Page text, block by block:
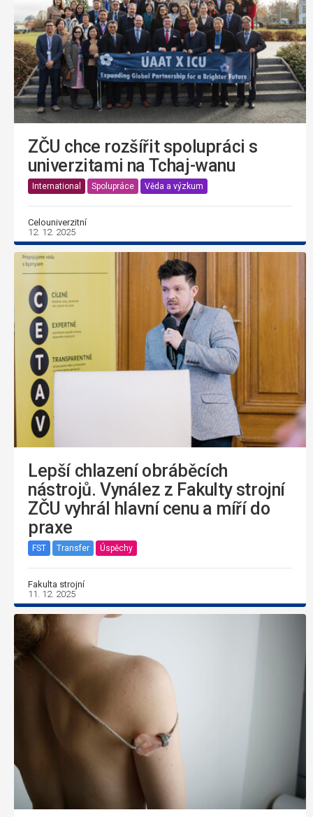
ZČU chce rozšířit spolupráci s
univerzitami na Tchaj-wanu
International Spolupráce Věda a výzkum
Celouniverzitní
12. 12. 2025
Lepší chlazení obráběcích
nástrojů. Vynález z Fakulty strojní
ZČU vyhrál hlavní cenu a míří do
praxe
FST Transfer Úspěchy
Fakulta strojní
11. 12. 2025